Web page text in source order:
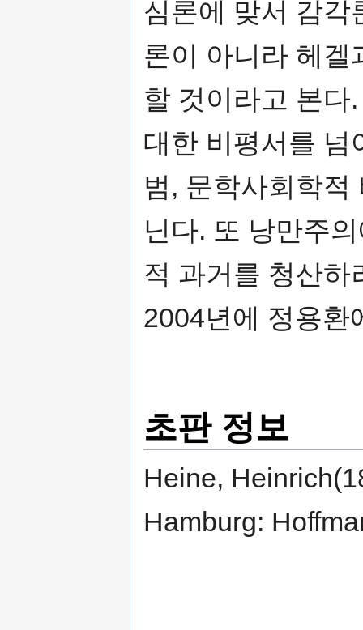
심론에 맞서 감각
론이 아니라 헤겔
할 것이라고 본다
대한 비평서를 넘
범, 문학사회학적
닌다. 또 낭만주
적 과거를 청산하
2004년에 정용환
초판 정보
Heine,
Hamburg: